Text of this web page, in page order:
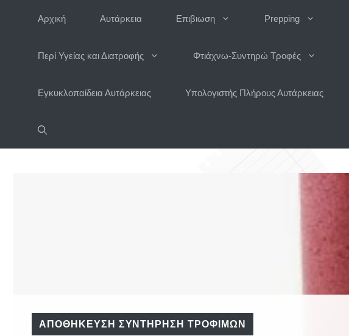
Αρχική Αυτάρκεια Επιβιωση Prepping
Περί Υγείας και Διατροφής Φτιάχνω-Συντηρώ Τροφές
Εγκυκλοπαίδεια Αυτάρκειας Υπολογιστής Πλήρους Αυτάρκειας
ΑΠΟΘΉΚΕΥΣΗ ΣΥΝΤΉΡΗΣΗ ΤΡΟΦΊΜΩΝ